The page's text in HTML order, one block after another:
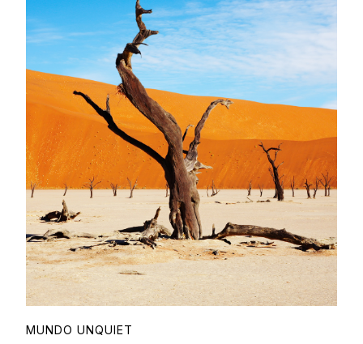
Proudly
MUNDO UNQUIET